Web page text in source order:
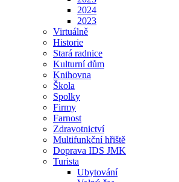
2024
2023
Virtuálně
Historie
Stará radnice
Kulturní dům
Knihovna
Škola
Spolky
Firmy
Farnost
Zdravotnictví
Multifunkční hřiště
Doprava IDS JMK
Turista
Ubytování